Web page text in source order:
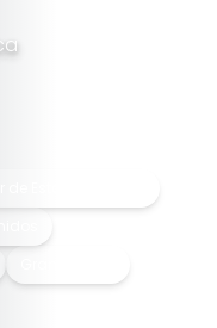
Estados Unidos